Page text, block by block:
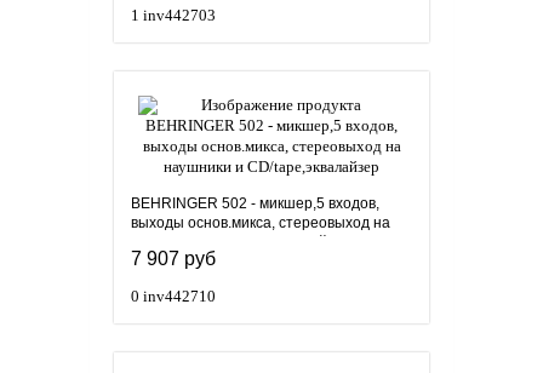
1 inv442703
BEHRINGER 502 - микшер,5 входов,
выходы основ.микса, стереовыход на
7 907 руб
0 inv442710